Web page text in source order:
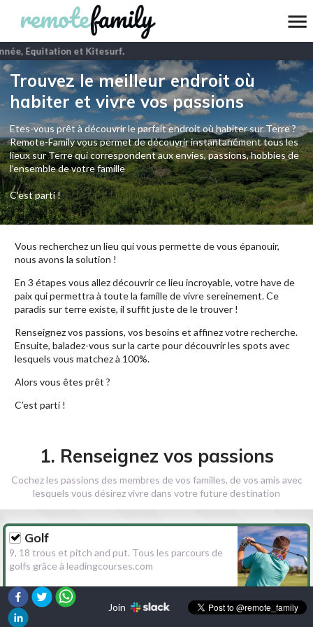
Equitation et Kitesurf.
Trouvez le meilleur endroit où
habiter et vivre vos passions
Etes-vous prêt à découvrir le parfait endroit où habiter sur Terre ?
Remote-Family vous permet de découvrir instantanément tous les
lieux sur Terre qui correspondent aux envies, passions, hobbies de
l’ensemble de votre famille
C'est parti !
Vous recherchez un lieu qui vous permette de vous épanouir,
nous avons la solution !
En 3 étapes vous allez découvrir ce lieu incroyable, votre have de
paix qui permettra à toute la famille de vivre sereinement. Ce
paradis sur terre existe, il suffit juste de le trouver !
Renseignez vos passions, vos besoins et affinez votre recherche.
Ensuite, baladez-vous sur la carte pour découvrir les spots avec
lesquels vous matchez à 100%.
Alors vous êtes prêt ?
C’est parti !
1. Renseignez vos passions
Cochez les passions des membres de vos familles, de vos amis avec
lesquels vous désirez vivre dans votre future destination
Golf
9, 18 trous et pitch and put. Tous les parcours de
golfs grâce à leadingcourses.com
Randonnée
Join